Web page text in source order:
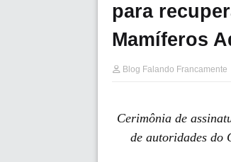
para
Mamíferos
Blog Falando Francamente
Cerimônia de
de autoridades do